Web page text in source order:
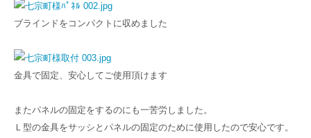
ブラインドをコンパクトに収めました
金具で固定、安心してご使用頂けます
またパネルの固定をするのにも一苦労しました。
Ｌ型の金具をサッシとパネルの固定のために使用したので安心です。